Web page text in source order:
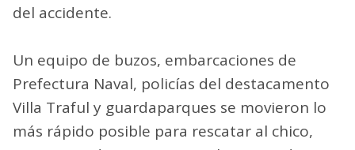
del accidente.
Un equipo de buzos, embarcaciones de
Prefectura Naval, policías del destacamento
Villa Traful y guardaparques se movieron lo
más rápido posible para rescatar al chico,